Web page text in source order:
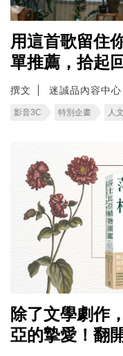
用這首歌留住
單推薦，拾起
撰文 迷誠品內容中心
影音3C 特別企畫 人
除了文學劇作
亞的摯愛！翻